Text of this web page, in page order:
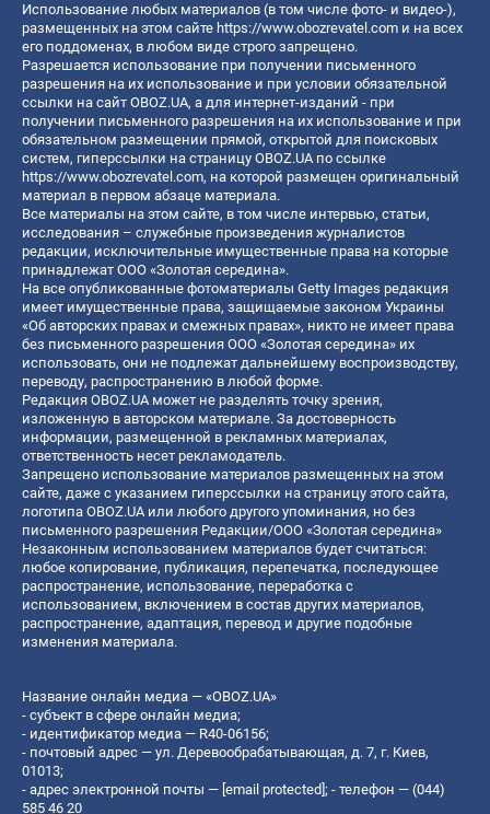
Использование любых материалов (в том числе фото- и видео-),
размещенных на этом сайте https://www.obozrevatel.com и на всех
его поддоменах, в любом виде строго запрещено.
Разрешается использование при получении письменного
разрешения на их использование и при условии обязательной
ссылки на сайт OBOZ.UA, а для интернет-изданий - при
получении письменного разрешения на их использование и при
обязательном размещении прямой, открытой для поисковых
систем, гиперссылки на страницу OBOZ.UA по ссылке
https://www.obozrevatel.com, на которой размещен оригинальный
материал в первом абзаце материала.
Все материалы на этом сайте, в том числе интервью, статьи,
исследования – служебные произведения журналистов
редакции, исключительные имущественные права на которые
принадлежат ООО «Золотая середина».
На все опубликованные фотоматериалы Getty Images редакция
имеет имущественные права, защищаемые законом Украины
«Об авторских правах и смежных правах», никто не имеет права
без письменного разрешения ООО «Золотая середина» их
использовать, они не подлежат дальнейшему воспроизводству,
переводу, распространению в любой форме.
Редакция OBOZ.UA может не разделять точку зрения,
изложенную в авторском материале. За достоверность
информации, размещенной в рекламных материалах,
ответственность несет рекламодатель.
Запрещено использование материалов размещенных на этом
сайте, даже с указанием гиперссылки на страницу этого сайта,
логотипа OBOZ.UA или любого другого упоминания, но без
письменного разрешения Редакции/ООО «Золотая середина»
Незаконным использованием материалов будет считаться:
любое копирование, публикация, перепечатка, последующее
распространение, использование, переработка с
использованием, включением в состав других материалов,
распространение, адаптация, перевод и другие подобные
изменения материала.
Название онлайн медиа — «OBOZ.UA»
- субъект в сфере онлайн медиа;
- идентификатор медиа — R40-06156;
- почтовый адрес — ул. Деревообрабатывающая, д. 7, г. Киев,
01013;
- адрес электронной почты — [email protected] ; - телефон — (044)
585 46 20